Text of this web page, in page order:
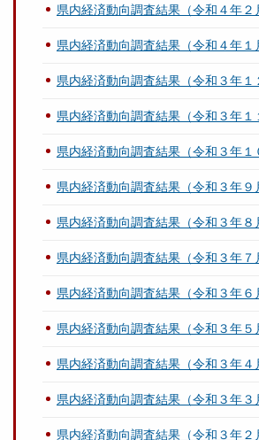
県内経済動向調査結果（令和４年２
県内経済動向調査結果（令和４年１
県内経済動向調査結果（令和３年１
県内経済動向調査結果（令和３年１
県内経済動向調査結果（令和３年１
県内経済動向調査結果（令和３年９
県内経済動向調査結果（令和３年８
県内経済動向調査結果（令和３年７
県内経済動向調査結果（令和３年６
県内経済動向調査結果（令和３年５
県内経済動向調査結果（令和３年４
県内経済動向調査結果（令和３年３
県内経済動向調査結果（令和３年２